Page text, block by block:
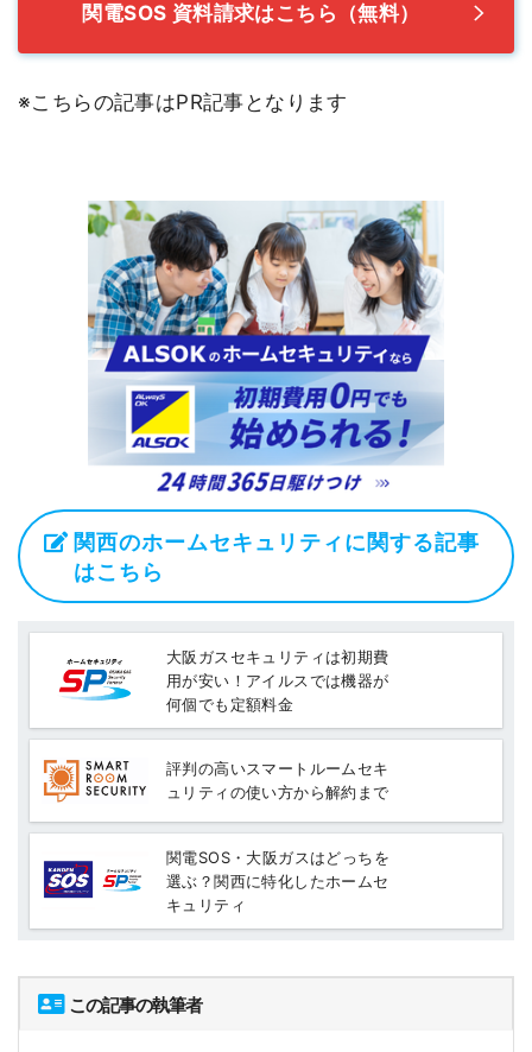
関電SOS 資料請求はこちら（無料）
※こちらの記事はPR記事となります
関西のホームセキュリティに関する記事
はこちら
大阪ガスセキュリティは初期費
用が安い！アイルスでは機器が
何個でも定額料金
評判の高いスマートルームセキ
ュリティの使い方から解約まで
関電SOS・大阪ガスはどっちを
選ぶ？関西に特化したホームセ
キュリティ
この記事の執筆者